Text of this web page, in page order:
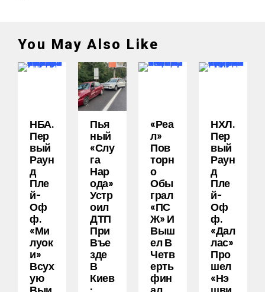
You May Also Like
НБА.
Пер
Вый
Раун
Д
Пле
Й-
Оф
Ф.
«Ми
Луок
И»
Всух
Ую
Пья
Ный
«слу
Га
Нар
Ода»
Устр
Оил
ДТП
При
Въе
Зде
В
Киев
«Реа
Л»
Пов
Торн
О
Обы
Грал
«ПС
Ж» И
Выш
Ел В
Четв
Ерть
Фин
НХЛ.
Пер
Вый
Раун
Д
Пле
Й-
Оф
Ф.
«Дал
Лас»
Про
Шел
«Нэ